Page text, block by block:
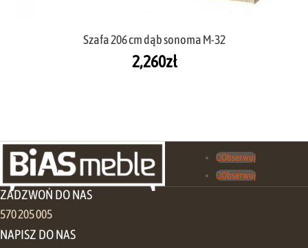
Szafa 206 cm dąb sonoma M-32
2,260zł
Obserwuj
Obserwuj
ZADZWOŃ DO NAS
570 205 005
NAPISZ DO NAS